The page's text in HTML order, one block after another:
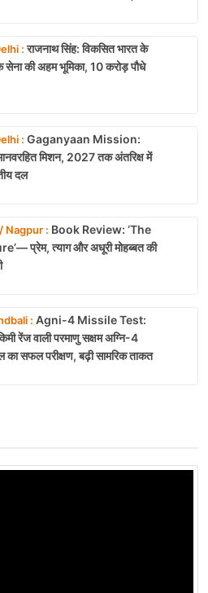
:राजनाथ सिंह: विकसित भारत के
सेना की अहम भूमिका, 10 करोड़ पौधे
: Gaganyaan Mission:
मिशन, 2027 तक अंतरिक्ष में
दल
Nagpur : Book Review: ‘The
प्रेम, त्याग और अधूरी मोहब्बत की
: Agni-4 Missile Test:
रेंज वाली परमाणु सक्षम अग्नि-4
का सफल परीक्षण, बढ़ी सामरिक ताकत